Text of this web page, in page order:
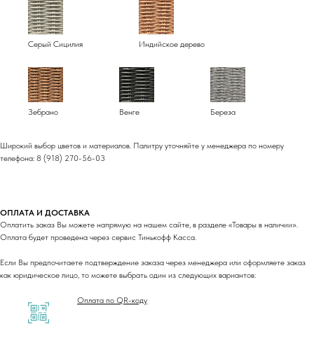
Серый Сицилия Индийское дерево
Зебрано Венге Береза
Широкий выбор цветов и материалов. Палитру уточняйте у менеджера по номеру
телефона: 8 (918) 270-56-03
ОПЛАТА И ДОСТАВКА
Оплатить заказ Вы можете напрямую на нашем сайте, в разделе «Товары в наличии».
Оплата будет проведена через сервис Тинькофф Касса.
Если Вы предпочитаете подтверждение заказа через менеджера или оформляете заказ
как юридическое лицо, то можете выбрать один из следующих вариантов:
Оплата по QR-коду